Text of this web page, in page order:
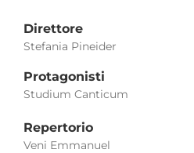
Direttore
Stefania Pineider
Protagonisti
Studium Canticum
Repertorio
Veni Emmanuel